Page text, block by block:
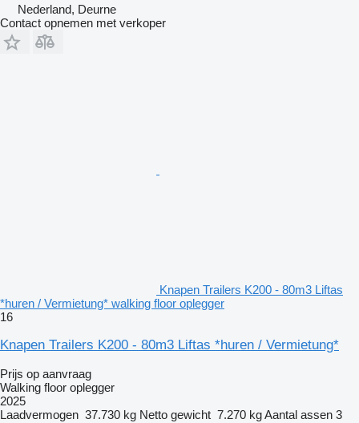
Nederland, Deurne
Contact opnemen met verkoper
Knapen Trailers K200 - 80m3 Liftas
*huren / Vermietung* walking floor oplegger
16
Knapen Trailers K200 - 80m3 Liftas *huren / Vermietung*
Prijs op aanvraag
Walking floor oplegger
2025
Laadvermogen 37.730 kg Netto gewicht 7.270 kgAantal assen 3